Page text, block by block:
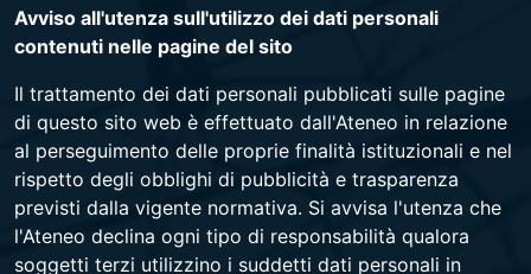
Avviso all'utenza sull'utilizzo dei dati personali
contenuti nelle pagine del sito
Il trattamento dei dati personali pubblicati sulle pagine
di questo sito web è effettuato dall'Ateneo in relazione
al perseguimento delle proprie finalità istituzionali e nel
rispetto degli obblighi di pubblicità e trasparenza
previsti dalla vigente normativa. Si avvisa l'utenza che
l'Ateneo declina ogni tipo di responsabilità qualora
soggetti terzi utilizzino i suddetti dati personali in